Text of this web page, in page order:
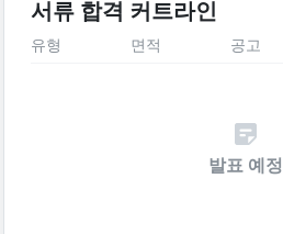
서류 합격 커트라인
유형 면적 공고
발표 예정